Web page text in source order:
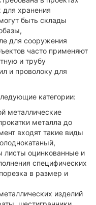
хранения
быть склады
для сооружения
часто применяют
и трубу
и проволоку для
категории:
металлические
металла до
входят такие виды
листы оцинкованные и
специфических
в размер и
изделий